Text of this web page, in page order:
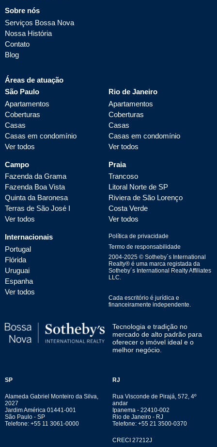
Sobre nós
Serviços Bossa Nova
Nossa História
Contato
Blog
Áreas de atuação
São Paulo
Apartamentos
Coberturas
Casas
Casas em condomínio
Ver todos
Rio de Janeiro
Apartamentos
Coberturas
Casas
Casas em condomínio
Ver todos
Campo
Fazenda da Grama
Fazenda Boa Vista
Quinta da Baronesa
Terras de São José I
Ver todos
Praia
Trancoso
Litoral Norte de SP
Riviera de São Lorenço
Costa Verde
Ver todos
Internacionais
Portugal
Flórida
Uruguai
Espanha
Ver todos
Política de privacidade
Termo de responsabilidade
2004-2025 © Sotheby´s International
Realty® é uma marca registada da
Sotheby´s International Realty Affiliates
LLC.
Cada escritório é jurídica e
financeiramente independente.
Tecnologia e tradição no
mercado de alto padrão para
oferecer o imóvel ideal e o
melhor negócio.
SP
Alameda Gabriel Monteiro da Silva,
2027
Jardim América 01441-001
São Paulo - SP
Telefone: +55 11 3061-0000
RJ
Rua Visconde de Pirajá, 572, 4º
andar
Ipanema - 22410-002
Rio de Janeiro - RJ
Telefone: +55 21 3500-0370
CRECI 27212J